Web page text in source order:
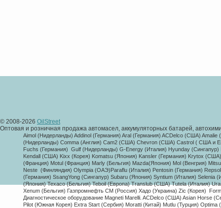
© 2008-2026 OilStreet
Оптовая и розничная продажа автомасел, аккумуляторных батарей,
Aimol (Нидерланды) Addinol (Германия) Aral (Германия) ACDelco (США)
(Нидерланды) Comma (Англия) Cam2 (США) Chevron (США) Castrol ( США и
Fuchs (Германия) Gulf (Нидерланды) G-Energy (Италия) Hyunday
Kendall (США) Kixx (Корея) Komatsu (Япония) Kansler (Германия) Krytox
(Франция) Motul (Франция) Marly (Бельгия) Mazda(Япония) Mol (Венгрия)
Neste (Финляндия) Olympia (ОАЭ)Paraflu (Италия) Pentosin (Германия)
(Германия) SsangYong (Сингапур) Subaru (Япония) Syntium (Италия) Selenia
(Япония) Texaco (Бельгия) Teboil (Европа) Translub (США) Tutela (Италия)
Xenum (Бельгия) Газпромнефть СМ (Россия) Хадо (Украина) Zic (Корея)
Диагностическое оборудование Magneti Marelli. ACDelco (США) Asian Horse
Pilot (Южная Корея) Extra Start (Сербия) Moratti (Китай) Mutlu (Турция)